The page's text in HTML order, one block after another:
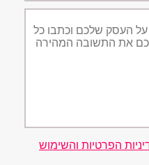
הפרטיות והשימוש